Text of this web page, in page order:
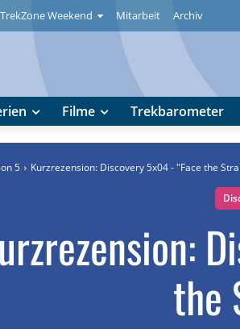
TrekZone Weekend Mitarbeit Archiv
Filme Trekbarometer
5 Kurzrezension: Discovery 5x04 - "Face the
the